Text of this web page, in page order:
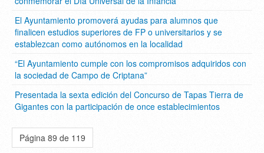
El Ayuntamiento promoverá ayudas para alumnos que
finalicen estudios superiores de FP o universitarios y se
establezcan como autónomos en la localidad
“El Ayuntamiento cumple con los compromisos adquiridos con
la sociedad de Campo de Criptana”
Presentada la sexta edición del Concurso de Tapas Tierra de
Gigantes con la participación de once establecimientos
Página 89 de 119